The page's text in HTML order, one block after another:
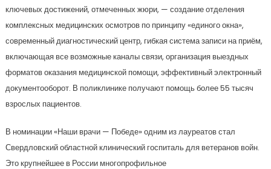
ключевых достижений, отмеченных жюри, — создание отделения
комплексных медицинских осмотров по принципу «единого окна»,
современный диагностический центр, гибкая система записи на приём,
включающая все возможные каналы связи, организация выездных
форматов оказания медицинской помощи, эффективный электронный
документооборот. В поликлинике получают помощь более 55 тысяч
взрослых пациентов.
В номинации «Наши врачи — Победе» одним из лауреатов стал
Свердловский областной клинический госпиталь для ветеранов войн.
Это крупнейшее в России многопрофильное